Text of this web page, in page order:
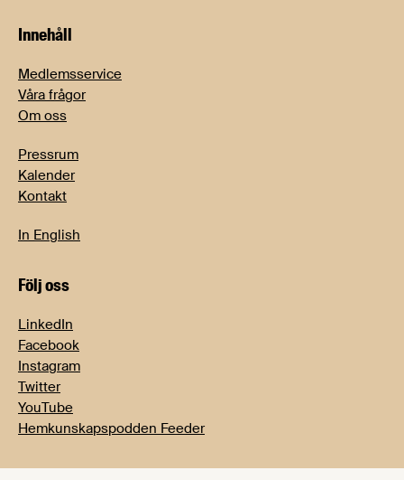
Innehåll
Medlemsservice
Våra frågor
Om oss
Pressrum
Kalender
Kontakt
In English
Följ oss
LinkedIn
Facebook
Instagram
Twitter
YouTube
Hemkunskapspodden Feeder